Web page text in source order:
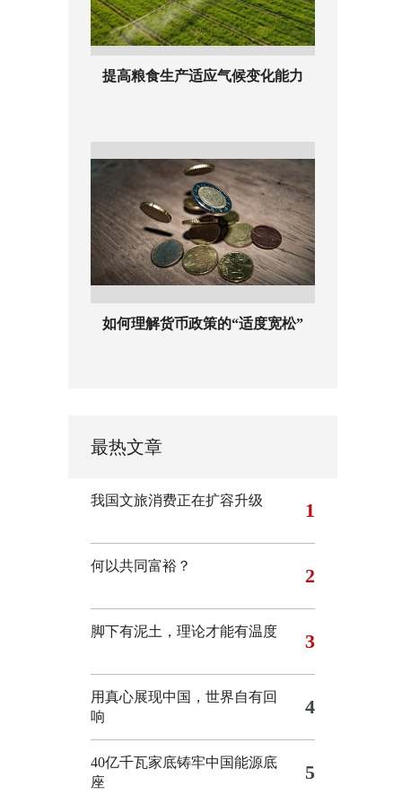
提高粮食生产适应气候变化能力
如何理解货币政策的“适度宽松”
最热文章
我国文旅消费正在扩容升级 1
何以共同富裕？ 2
脚下有泥土，理论才能有温度 3
用真心展现中国，世界自有回
响
4
40亿千瓦家底铸牢中国能源底
座
5